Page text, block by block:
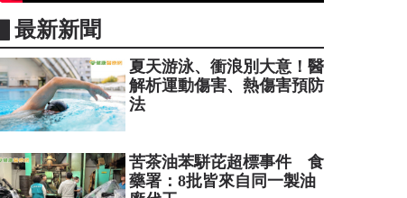
▋最新新聞
夏天游泳、衝浪別大意！醫
解析運動傷害、熱傷害預防
法
苦茶油苯駢芘超標事件 食
藥署：8批皆來自同一製油